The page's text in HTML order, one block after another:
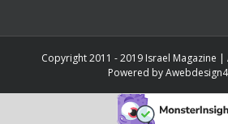
Copyright 2011 - 2019 Israel Magazine |
Powered by